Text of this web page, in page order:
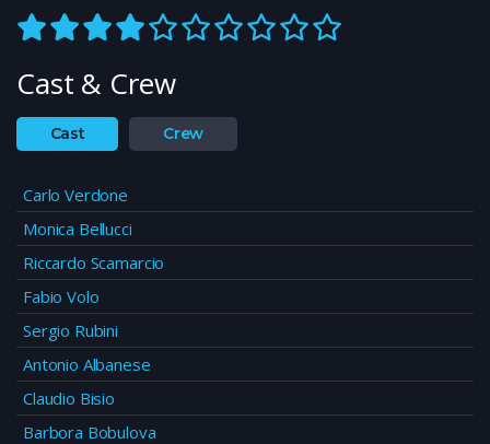
Cast & Crew
Cast Crew
Carlo Verdone
Monica Bellucci
Riccardo Scamarcio
Fabio Volo
Sergio Rubini
Antonio Albanese
Claudio Bisio
Barbora Bobulova